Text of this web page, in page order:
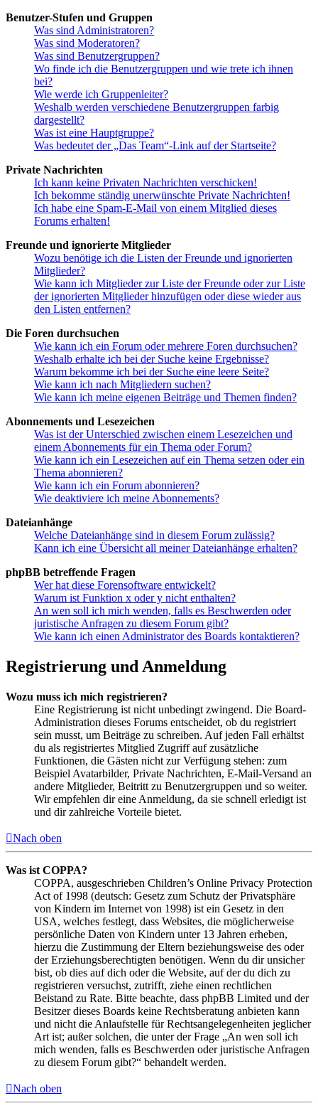
Benutzer-Stufen und Gruppen
Was sind Administratoren?
Was sind Moderatoren?
Was sind Benutzergruppen?
Wo finde ich die Benutzergruppen und wie trete ich ihnen
bei?
Wie werde ich Gruppenleiter?
Weshalb werden verschiedene Benutzergruppen farbig
dargestellt?
Was ist eine Hauptgruppe?
Was bedeutet der „Das Team“-Link auf der Startseite?
Private Nachrichten
Ich kann keine Privaten Nachrichten verschicken!
Ich bekomme ständig unerwünschte Private Nachrichten!
Ich habe eine Spam-E-Mail von einem Mitglied dieses
Forums erhalten!
Freunde und ignorierte Mitglieder
Wozu benötige ich die Listen der Freunde und ignorierten
Mitglieder?
Wie kann ich Mitglieder zur Liste der Freunde oder zur Liste
der ignorierten Mitglieder hinzufügen oder diese wieder aus
den Listen entfernen?
Die Foren durchsuchen
Wie kann ich ein Forum oder mehrere Foren durchsuchen?
Weshalb erhalte ich bei der Suche keine Ergebnisse?
Warum bekomme ich bei der Suche eine leere Seite?
Wie kann ich nach Mitgliedern suchen?
Wie kann ich meine eigenen Beiträge und Themen finden?
Abonnements und Lesezeichen
Was ist der Unterschied zwischen einem Lesezeichen und
einem Abonnements für ein Thema oder Forum?
Wie kann ich ein Lesezeichen auf ein Thema setzen oder ein
Thema abonnieren?
Wie kann ich ein Forum abonnieren?
Wie deaktiviere ich meine Abonnements?
Dateianhänge
Welche Dateianhänge sind in diesem Forum zulässig?
Kann ich eine Übersicht all meiner Dateianhänge erhalten?
phpBB betreffende Fragen
Wer hat diese Forensoftware entwickelt?
Warum ist Funktion x oder y nicht enthalten?
An wen soll ich mich wenden, falls es Beschwerden oder
juristische Anfragen zu diesem Forum gibt?
Wie kann ich einen Administrator des Boards kontaktieren?
Registrierung und Anmeldung
Wozu muss ich mich registrieren?
Eine Registrierung ist nicht unbedingt zwingend. Die Board-
Administration dieses Forums entscheidet, ob du registriert
sein musst, um Beiträge zu schreiben. Auf jeden Fall erhältst
du als registriertes Mitglied Zugriff auf zusätzliche
Funktionen, die Gästen nicht zur Verfügung stehen: zum
Beispiel Avatarbilder, Private Nachrichten, E-Mail-Versand an
andere Mitglieder, Beitritt zu Benutzergruppen und so weiter.
Wir empfehlen dir eine Anmeldung, da sie schnell erledigt ist
und dir zahlreiche Vorteile bietet.
Nach oben
Was ist COPPA?
COPPA, ausgeschrieben Children’s Online Privacy Protection
Act of 1998 (deutsch: Gesetz zum Schutz der Privatsphäre
von Kindern im Internet von 1998) ist ein Gesetz in den
USA, welches festlegt, dass Websites, die möglicherweise
persönliche Daten von Kindern unter 13 Jahren erheben,
hierzu die Zustimmung der Eltern beziehungsweise des oder
der Erziehungsberechtigten benötigen. Wenn du dir unsicher
bist, ob dies auf dich oder die Website, auf der du dich zu
registrieren versuchst, zutrifft, ziehe einen rechtlichen
Beistand zu Rate. Bitte beachte, dass phpBB Limited und der
Besitzer dieses Boards keine Rechtsberatung anbieten kann
und nicht die Anlaufstelle für Rechtsangelegenheiten jeglicher
Art ist; außer solchen, die unter der Frage „An wen soll ich
mich wenden, falls es Beschwerden oder juristische Anfragen
zu diesem Forum gibt?“ behandelt werden.
Nach oben